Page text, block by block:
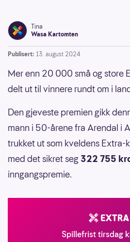
Tina
Wasa Kartomten
Publisert: 13. august 2024
Mer enn 20 000 små og store
delt ut til vinnere rundt om i
Den gjeveste premien gikk
mann i 50-årene fra Arendal i
trukket ut som kveldens
med det sikret seg 322 755
inngangspremie.
Spillefrist tirsdag